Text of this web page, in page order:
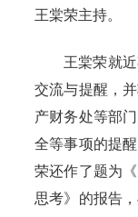
王棠荣主持。
王棠荣就
交流与提醒，
产财务处等部
全等事项的提
荣还作了题为
思考》的报告